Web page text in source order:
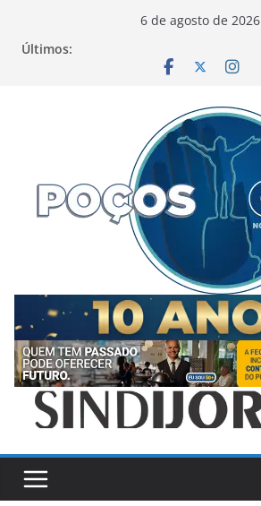
6 de agosto de 2026
Últimos: